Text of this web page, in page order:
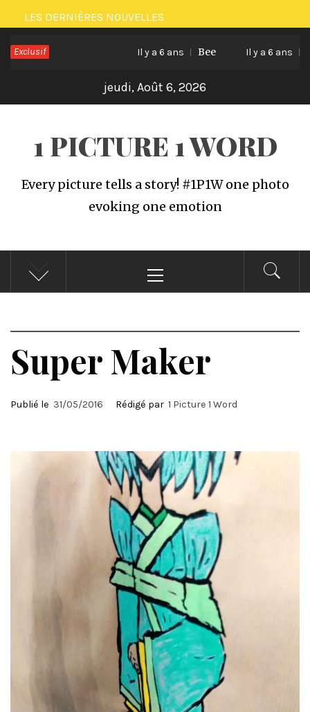
Passer
au
contenu
LES DERNIÈRES NOUVELLES
Exclusif Il y a 6 ans Bee Il y a 6 ans Cat
jeudi, Août 6, 2026
1 PICTURE 1 WORD
Every picture tells a story! #1P1W one photo
evoking one emotion
principal
Super Maker
Publié le 31/05/2016 Rédigé par 1 Picture 1 Word